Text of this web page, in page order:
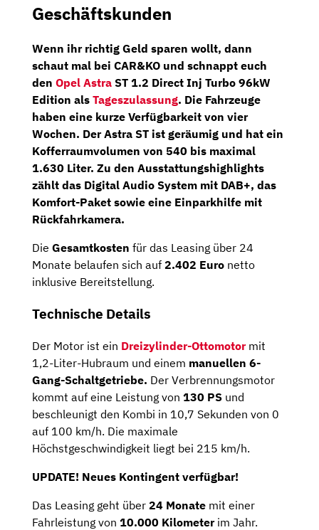
Geschäftskunden
Wenn ihr richtig Geld sparen wollt, dann
schaut mal bei CAR&KO und schnappt euch
den Opel Astra ST 1.2 Direct Inj Turbo 96kW
Edition als Tageszulassung. Die Fahrzeuge
haben eine kurze Verfügbarkeit von vier
Wochen. Der Astra ST ist geräumig und hat ein
Kofferraumvolumen von 540 bis maximal
1.630 Liter. Zu den Ausstattungshighlights
zählt das Digital Audio System mit DAB+, das
Komfort-Paket sowie eine Einparkhilfe mit
Rückfahrkamera.
Die Gesamtkosten für das Leasing über 24
Monate belaufen sich auf 2.402 Euro netto
inklusive Bereitstellung.
Technische Details
Der Motor ist ein Dreizylinder-Ottomotor mit
1,2-Liter-Hubraum und einem manuellen 6-
Gang-Schaltgetriebe. Der Verbrennungsmotor
kommt auf eine Leistung von 130 PS und
beschleunigt den Kombi in 10,7 Sekunden von 0
auf 100 km/h. Die maximale
Höchstgeschwindigkeit liegt bei 215 km/h.
UPDATE! Neues Kontingent verfügbar!
Das Leasing geht über 24 Monate mit einer
Fahrleistung von 10.000 Kilometerim Jahr.